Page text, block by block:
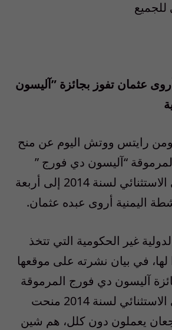
عثمان تفوز بجائزة ”آليسون
رايتس ووتش اليوم عن منح
“آليسون دي فورج ”
للنشاط الحقوقي الاستثنائي لسنة 2014 إلى أربعة
اليمنية أروى عبده عثمان.
غير الحكومية التي تتخذ
في بيان نشرته على موقعها
آليسون دي فورج المرموقة
للنشاط الحقوقي الاستثنائي لسنة 2014 منحت
يعملون دون كلل، هم شين